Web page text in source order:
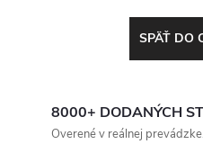
SPÄŤ DO
8000+ DODANÝCH
Overené v reálnej